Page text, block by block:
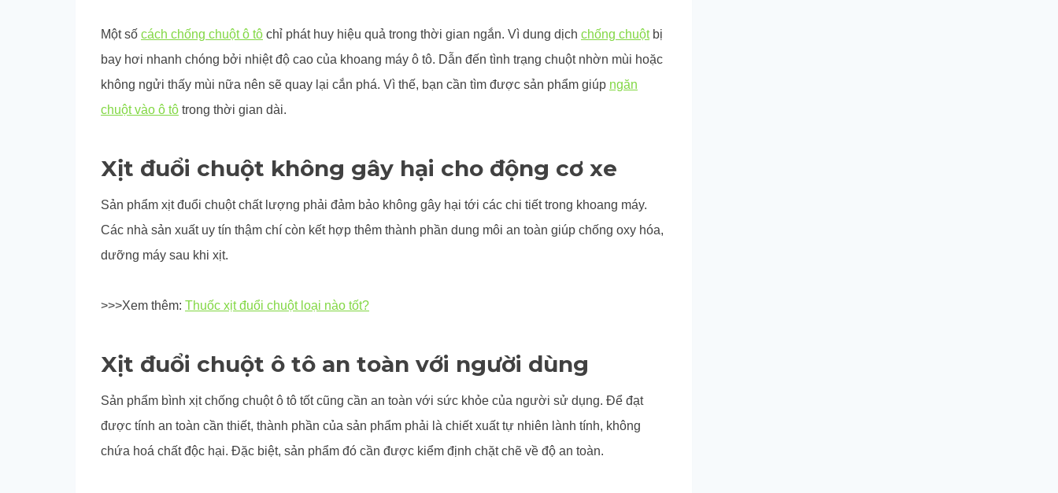
Một số cách chống chuột ô tô chỉ phát huy hiệu quả trong thời gian ngắn. Vì dung dịch chống chuộtbị
bay hơi nhanh chóng bởi nhiệt độ cao của khoang máy ô tô. Dẫn đến tình trạng chuột nhờn mùi hoặc
không ngửi thấy mùi nữa nên sẽ quay lại cắn phá. Vì thế, bạn cần tìm được sản phẩm giúp ngăn
chuột vào ô tô trong thời gian dài.
Xịt đuổi chuột không gây hại cho động cơ xe
Sản phẩm xịt đuổi chuột chất lượng phải đảm bảo không gây hại tới các chi tiết trong khoang máy.
Các nhà sản xuất uy tín thậm chí còn kết hợp thêm thành phần dung môi an toàn giúp chống oxy hóa,
dưỡng máy sau khi xịt.
>>>Xem thêm: Thuốc xịt đuổi chuột loại nào tốt?
Xịt đuổi chuột ô tô an toàn với người dùng
Sản phẩm bình xịt chống chuột ô tô tốt cũng cần an toàn với sức khỏe của người sử dụng. Để đạt
được tính an toàn cần thiết, thành phần của sản phẩm phải là chiết xuất tự nhiên lành tính, không
chứa hoá chất độc hại. Đặc biệt, sản phẩm đó cần được kiểm định chặt chẽ về độ an toàn.